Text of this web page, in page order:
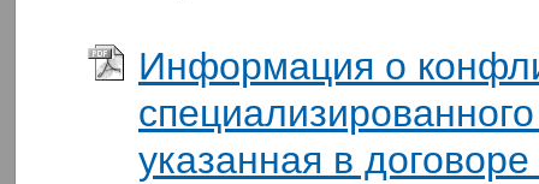
Информация о
указанная в